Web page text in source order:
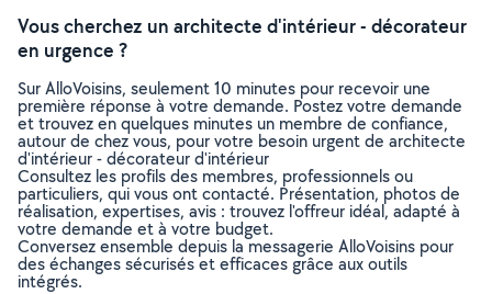
Vous cherchez un architecte d'intérieur - décorateur
en urgence ?
Sur AlloVoisins, seulement 10 minutes pour recevoir une
première réponse à votre demande. Postez votre demande
et trouvez en quelques minutes un membre de confiance,
autour de chez vous, pour votre besoin urgent de architecte
d'intérieur - décorateur d'intérieur
Consultez les profils des membres, professionnels ou
particuliers, qui vous ont contacté. Présentation, photos de
réalisation, expertises, avis : trouvez l'offreur idéal, adapté à
votre demande et à votre budget.
Conversez ensemble depuis la messagerie AlloVoisins pour
des échanges sécurisés et efficaces grâce aux outils
intégrés.